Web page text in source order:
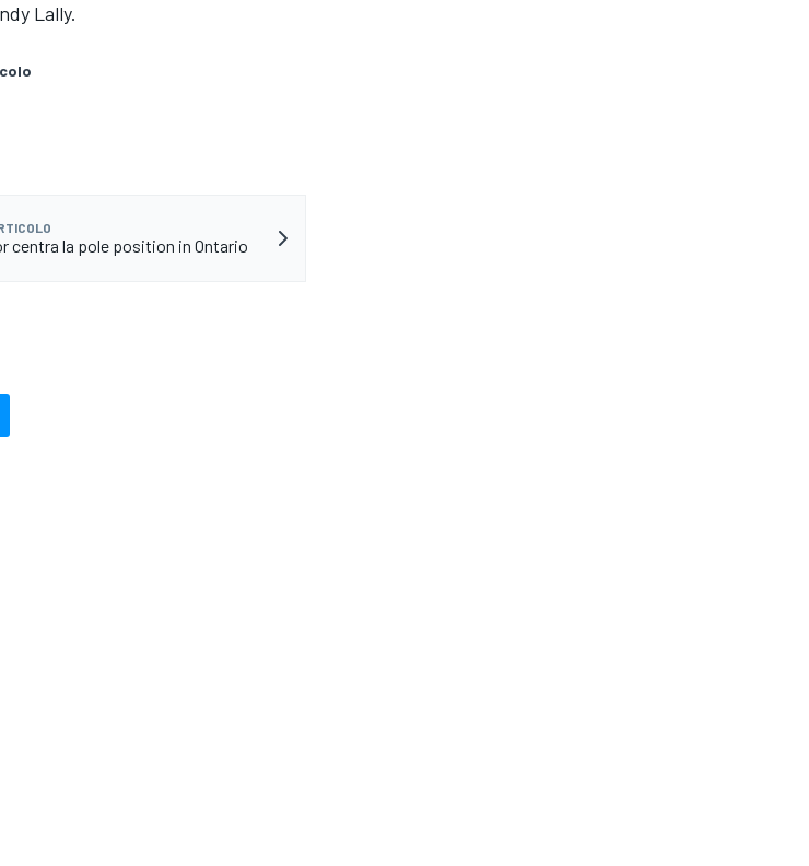
Lally.
centra la pole position in Ontario